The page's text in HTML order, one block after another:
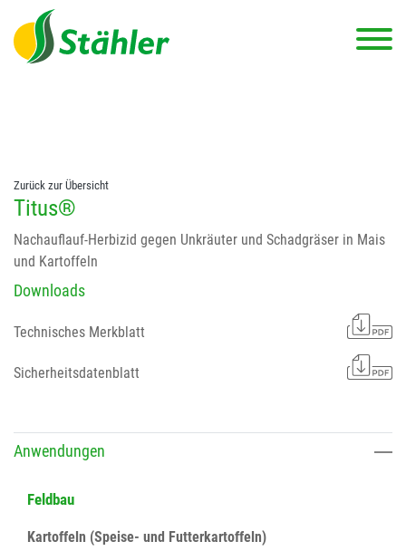
string(78) "Test 12 {FONT:12} // Dosierungen: test 123 dfasdf
asdfW134 245 34" string(62) "Test 12 {FONT:12} Dosierungen: test
123 dfasdf asdfW134 245 34"
Zurück zur Übersicht
Titus®
Nachauflauf-Herbizid gegen Unkräuter und Schadgräser in Mais
und Kartoffeln
Downloads
Technisches Merkblatt
Sicherheitsdatenblatt
Anwendungen
Feldbau
Kartoffeln (Speise- und Futterkartoffeln)